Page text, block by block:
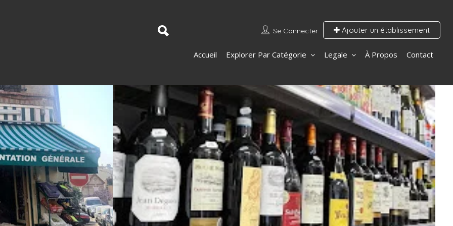
Se Connecter Ajouter un établissement
Accueil Explorer Par Catégorie Legale À Propos Contact